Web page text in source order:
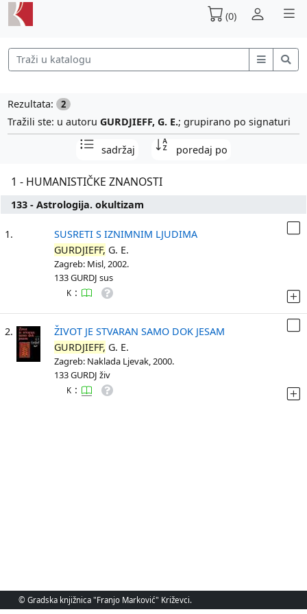
(0)
Rezultata: 2
Tražili ste: u autoru GURDJIEFF, G. E.; grupirano po signaturi
sadržaj poredaj po
1 - HUMANISTIČKE ZNANOSTI
133 - Astrologija. okultizam
1.
SUSRETI S IZNIMNIM LJUDIMA
GURDJIEFF, G. E.
Zagreb: Misl, 2002.
133 GURDJ sus
K :
2.
ŽIVOT JE STVARAN SAMO DOK JESAM
GURDJIEFF, G. E.
Zagreb: Naklada Ljevak, 2000.
133 GURDJ živ
K :
© Gradska knjižnica "Franjo Marković" Križevci.